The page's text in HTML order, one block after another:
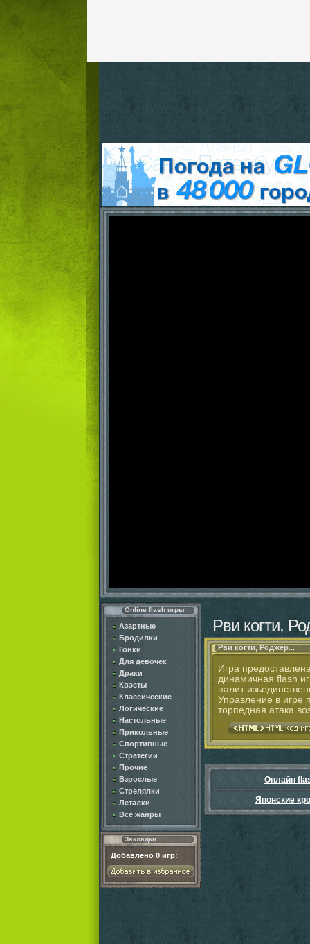
Online flash игры
Азартные
Бродилки
Гонки
Для девочек
Драки
Квэсты
Классические
Логические
Настольные
Прикольные
Спортивные
Стратегии
Прочие
Взрослые
Стрелялки
Леталки
Все жанры
Закладки
Добавлено 0 игр:
Рви когти,
Рви когти, Роджер...
Игра
динамичная flash
палит
Управление в игре
торпедная атака
Онлайн
Японские